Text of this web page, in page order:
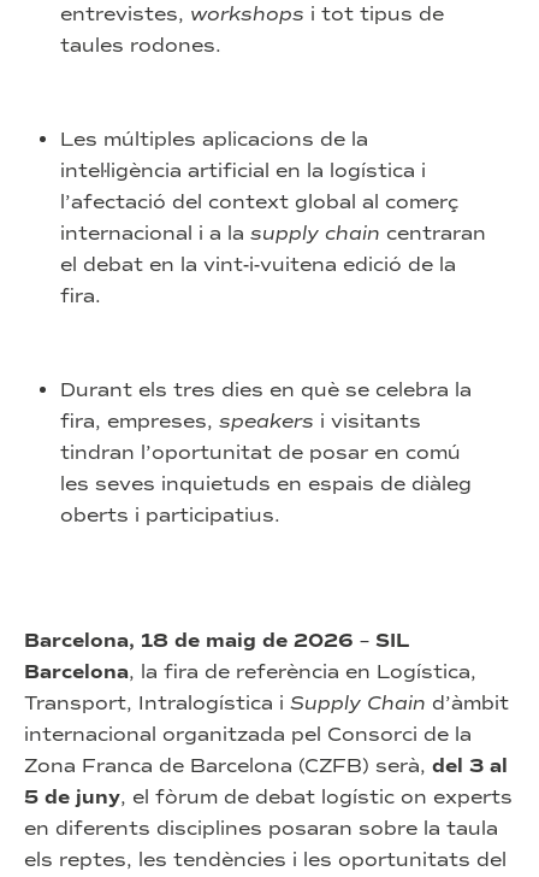
entrevistes, workshops i tot tipus de
taules rodones.
Les múltiples aplicacions de la
intel·ligència artificial en la logística i
l’afectació del context global al comerç
internacional i a la supply chain centraran
el debat en la vint-i-vuitena edició de la
fira.
Durant els tres dies en què se celebra la
fira, empreses, speakers i visitants
tindran l’oportunitat de posar en comú
les seves inquietuds en espais de diàleg
oberts i participatius.
Barcelona, 18 de maig de 2026 – SIL
Barcelona, la fira de referència en Logística,
Transport, Intralogística i Supply Chain d’àmbit
internacional organitzada pel Consorci de la
Zona Franca de Barcelona (CZFB) serà, del 3 al
5 de juny, el fòrum de debat logístic on experts
en diferents disciplines posaran sobre la taula
els reptes, les tendències i les oportunitats del